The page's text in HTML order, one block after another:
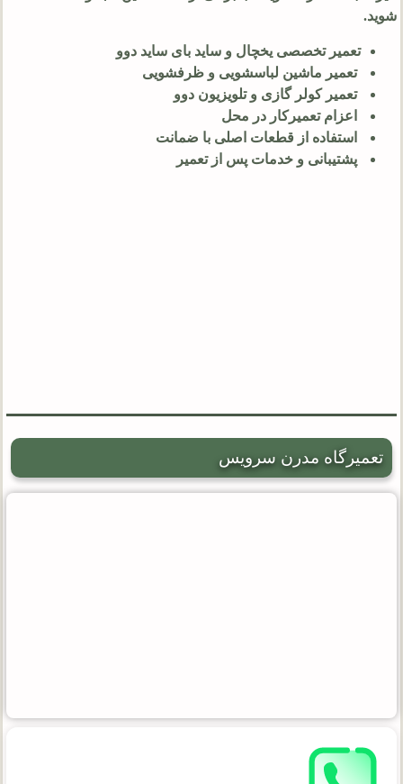
شوید.
تعمیر تخصصی یخچال و ساید بای ساید دوو
تعمیر ماشین لباسشویی و ظرفشویی
تعمیر کولر گازی و تلویزیون دوو
اعزام تعمیرکار در محل
استفاده از قطعات اصلی با ضمانت
پشتیبانی و خدمات پس از تعمیر
تعمیرگاه مدرن سرویس